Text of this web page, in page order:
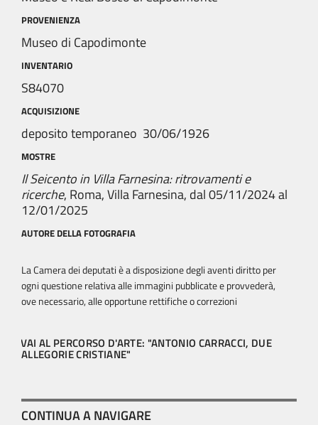
PROVENIENZA
Museo di Capodimonte
INVENTARIO
S84070
ACQUISIZIONE
deposito temporaneo 30/06/1926
MOSTRE
Il Seicento in Villa Farnesina: ritrovamenti e
ricerche, Roma, Villa Farnesina, dal 05/11/2024 al
12/01/2025
AUTORE DELLA FOTOGRAFIA
La Camera dei deputati è a disposizione degli aventi diritto per
ogni questione relativa alle immagini pubblicate e provvederà,
ove necessario, alle opportune rettifiche o correzioni
VAI AL PERCORSO D'ARTE: "ANTONIO CARRACCI, DUE
ALLEGORIE CRISTIANE"
CONTINUA A NAVIGARE